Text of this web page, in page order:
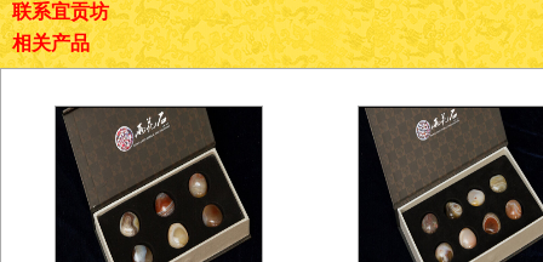
联系宜贡坊
相关产品